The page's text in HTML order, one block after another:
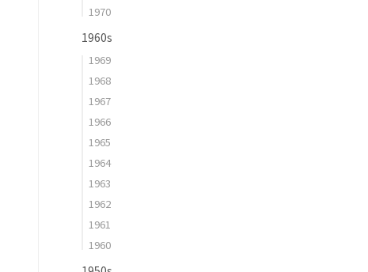
1970
1960s
1969
1968
1967
1966
1965
1964
1963
1962
1961
1960